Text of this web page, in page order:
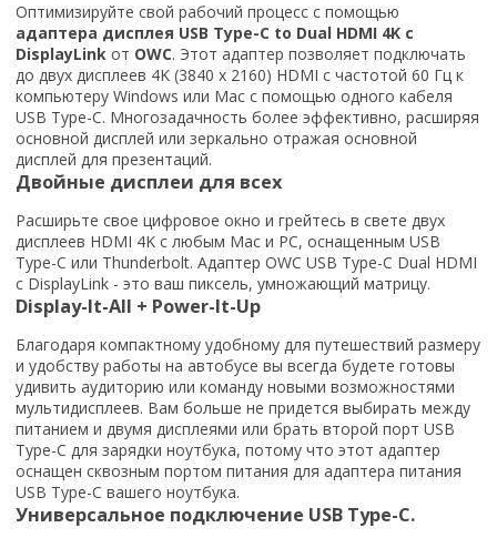
Оптимизируйте свой рабочий процесс с помощью
адаптера дисплея USB Type-C to Dual HDMI 4K с
DisplayLink от OWC. Этот адаптер позволяет подключать
до двух дисплеев 4K (3840 x 2160) HDMI с частотой 60 Гц к
компьютеру Windows или Mac с помощью одного кабеля
USB Type-C. Многозадачность более эффективно, расширяя
основной дисплей или зеркально отражая основной
дисплей для презентаций.
Двойные дисплеи для всех
Расширьте свое цифровое окно и грейтесь в свете двух
дисплеев HDMI 4K с любым Mac и PC, оснащенным USB
Type-C или Thunderbolt. Адаптер OWC USB Type-C Dual HDMI
с DisplayLink - это ваш пиксель, умножающий матрицу.
Display-It-All + Power-It-Up
Благодаря компактному удобному для путешествий размеру
и удобству работы на автобусе вы всегда будете готовы
удивить аудиторию или команду новыми возможностями
мультидисплеев. Вам больше не придется выбирать между
питанием и двумя дисплеями или брать второй порт USB
Type-C для зарядки ноутбука, потому что этот адаптер
оснащен сквозным портом питания для адаптера питания
USB Type-C вашего ноутбука.
Универсальное подключение USB Type-C.